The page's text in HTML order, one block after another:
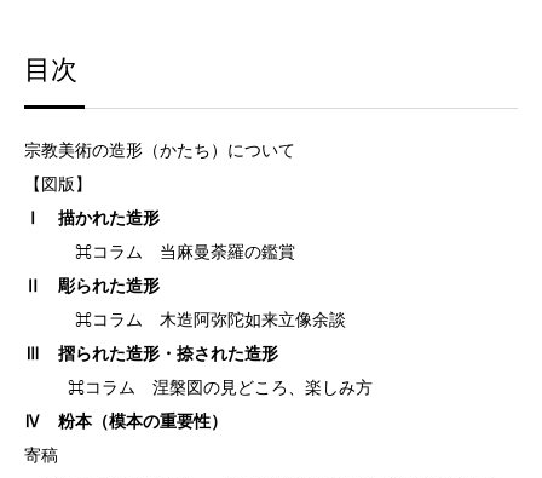
目次
宗教美術の造形（かたち）について
【図版】
Ⅰ 描かれた造形
⌘コラム 当麻曼荼羅の鑑賞
Ⅱ 彫られた造形
⌘コラム 木造阿弥陀如来立像余談
Ⅲ 摺られた造形・捺された造形
⌘コラム 涅槃図の見どころ、楽しみ方
Ⅳ 粉本（模本の重要性）
寄稿